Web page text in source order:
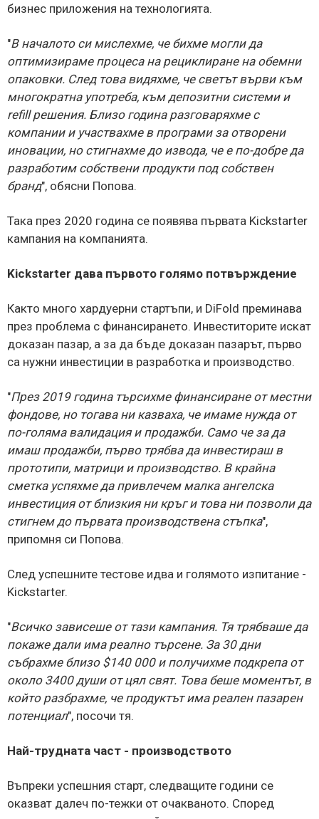
бизнес приложения на технологията.
"В началото си мислехме, че бихме могли да
оптимизираме процеса на рециклиране на обемни
опаковки. След това видяхме, че светът върви към
многократна употреба, към депозитни системи и
refill решения. Близо година разговаряхме с
компании и участвахме в програми за отворени
иновации, но стигнахме до извода, че е по-добре да
разработим собствени продукти под собствен
бранд", обясни Попова.
Така през 2020 година се появява първата Kickstarter
кампания на компанията.
Kickstarter дава първото голямо потвърждение
Както много хардуерни стартъпи, и DiFold преминава
през проблема с финансирането. Инвеститорите искат
доказан пазар, а за да бъде доказан пазарът, първо
са нужни инвестиции в разработка и производство.
"През 2019 година търсихме финансиране от местни
фондове, но тогава ни казваха, че имаме нужда от
по-голяма валидация и продажби. Само че за да
имаш продажби, първо трябва да инвестираш в
прототипи, матрици и производство. В крайна
сметка успяхме да привлечем малка ангелска
инвестиция от близкия ни кръг и това ни позволи да
стигнем до първата производствена стъпка",
припомня си Попова.
След успешните тестове идва и голямото изпитание -
Kickstarter.
"Всичко зависеше от тази кампания. Тя трябваше да
покаже дали има реално търсене. За 30 дни
събрахме близо $140 000 и получихме подкрепа от
около 3400 души от цял свят. Това беше моментът, в
който разбрахме, че продуктът има реален пазарен
потенциал", посочи тя.
Най-трудната част - производството
Въпреки успешния старт, следващите години се
оказват далеч по-тежки от очакваното. Според